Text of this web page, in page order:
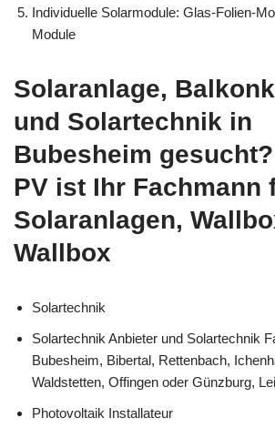
Individuelle Solarmodule: Glas-Folien-
Module
Solaranlage,
und Solartechnik in
Bubesheim
PV ist Ihr Fachmann
Solaranlagen,
Wallbox
Solartechnik
Solartechnik Anbieter und Solartechnik
Bubesheim, Bibertal, Rettenbach,
Waldstetten, Offingen oder Günzburg,
Photovoltaik Installateur